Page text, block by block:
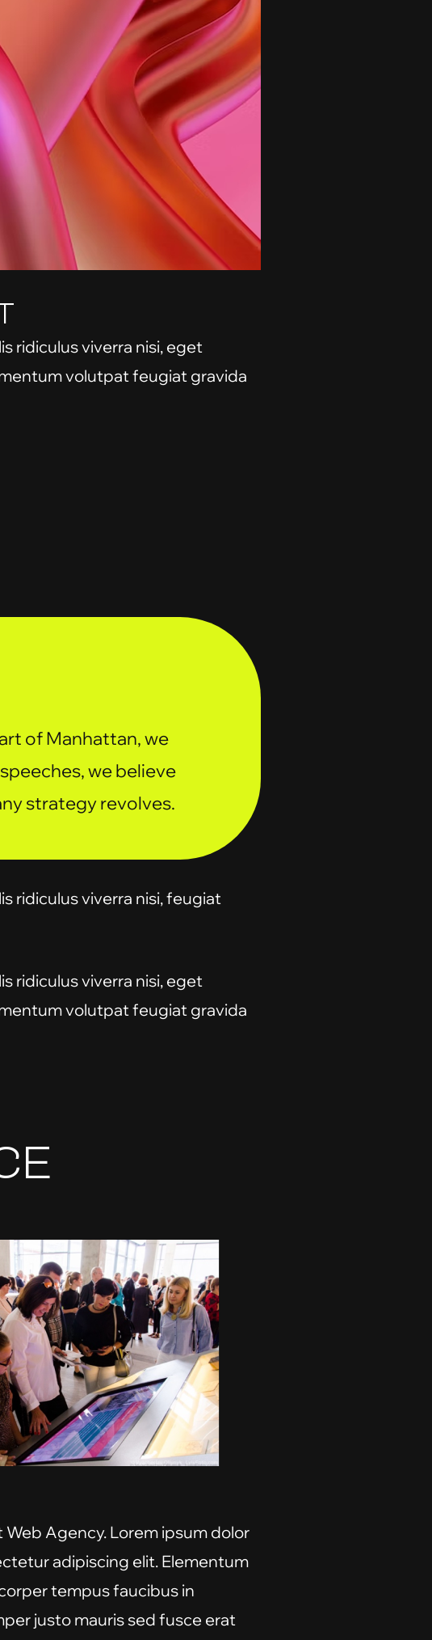
ridiculus viverra nisi, eget
volutpat feugiat gravida
of Manhattan, we
we believe
strategy revolves.
ridiculus viverra nisi, feugiat
ridiculus viverra nisi, eget
volutpat feugiat gravida
Web Agency. Lorem ipsum dolor
adipiscing elit. Elementum
tempus faucibus in
justo mauris sed fusce erat